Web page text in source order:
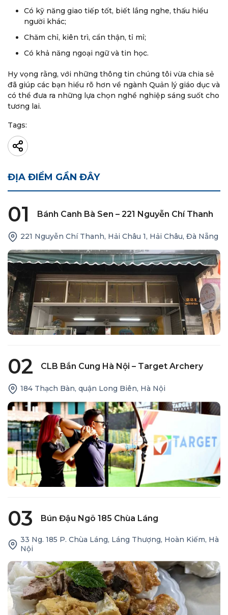
Có kỹ năng giao tiếp tốt, biết lắng nghe, thấu hiểu
người khác;
Chăm chỉ, kiên trì, cẩn thận, tỉ mỉ;
Có khả năng ngoại ngữ và tin học.
Hy vọng rằng, với những thông tin chúng tôi vừa chia sẻ
đã giúp các bạn hiểu rõ hơn về ngành Quản lý giáo dục và
có thể đưa ra những lựa chọn nghề nghiệp sáng suốt cho
tương lai.
Tags:
ĐỊA ĐIỂM GẦN ĐÂY
01 Bánh Canh Bà Sen – 221 Nguyễn Chí Thanh
221 Nguyễn Chí Thanh, Hải Châu 1, Hải Châu, Đà Nẵng
02 CLB Bắn Cung Hà Nội – Target Archery
184 Thạch Bàn, quận Long Biên, Hà Nội
03 Bún Đậu Ngõ 185 Chùa Láng
33 Ng. 185 P. Chùa Láng, Láng Thượng, Hoàn Kiếm, Hà
Nội